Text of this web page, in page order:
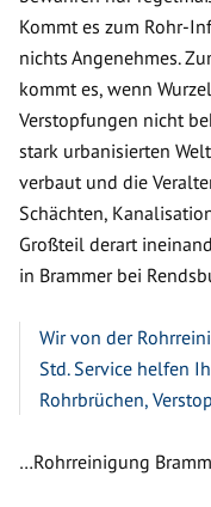
Kommt es zum Rohr-
nichts Angenehmes.
kommt es, wenn
Verstopfungen nicht
stark urbanisierten
verbaut und die
Schächten,
Großteil derart
in Brammer bei
Wir von der
Std. Service helfen
Rohrbrüchen,
…Rohrreinigung